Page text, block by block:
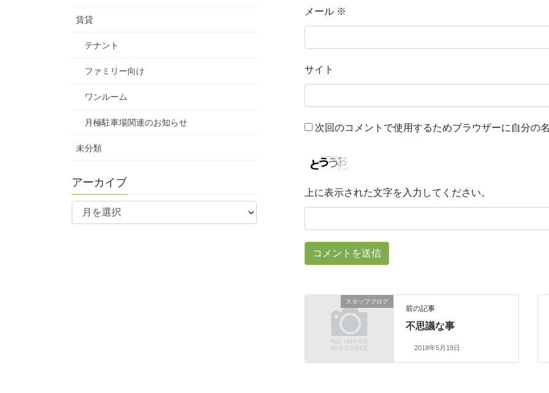
メール ※
サイト
次回のコメントで使用するためブラウザーに自分の
上に表示された文字を入力してください。
スタッフブログ
前の記事
不思議な事
2018年5月19日
賃貸
テナント
ファミリー向け
ワンルーム
月極駐車場関連のお知らせ
未分類
アーカイブ
ア